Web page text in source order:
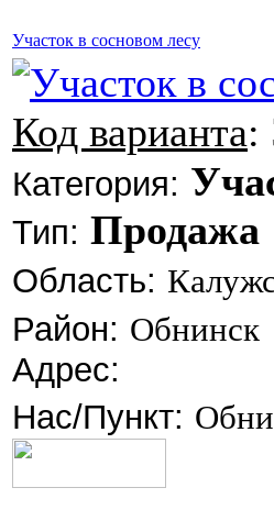
Участок в сосновом лесу
Код варианта:
Категория:
Тип: Продажа
Область:
Район: Обнинск
Адрес:
Нас/Пункт: